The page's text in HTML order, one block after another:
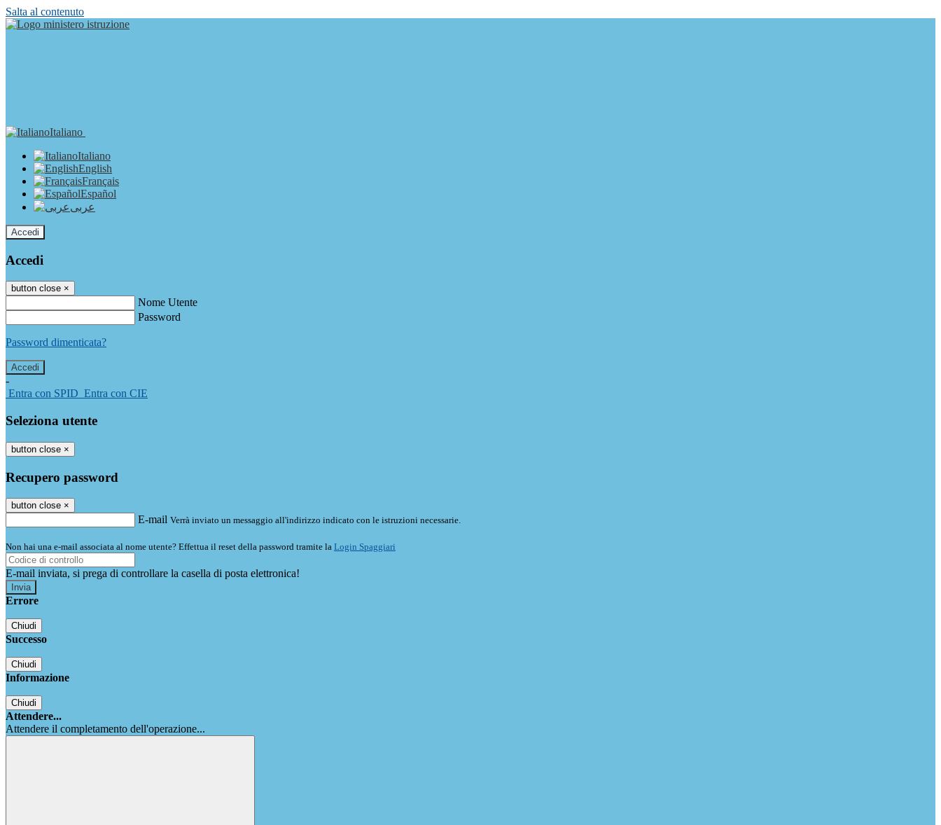
Salta al contenuto
Italiano
Italiano
English
Français
Español
عربى
Accedi
Accedi
button close ×
Nome Utente
Password
Password dimenticata?
-
Entra con SPID Entra con CIE
Seleziona utente
button close ×
Recupero password
button close ×
E-mail Verrà inviato un messaggio all'indirizzo indicato con le istruzioni necessarie.
Non hai una e-mail associata al nome utente? Effettua il reset della password tramite la Login Spaggiari
E-mail inviata, si prega di controllare la casella di posta elettronica!
Errore
Chiudi
Successo
Chiudi
Informazione
Chiudi
Attendere...
Attendere il completamento dell'operazione...